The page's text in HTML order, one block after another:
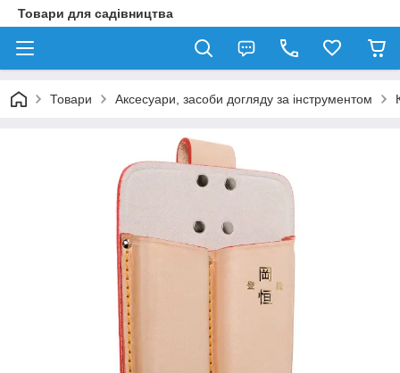
Товари для садівництва
Товари Аксесуари, засоби догляду за інструментом